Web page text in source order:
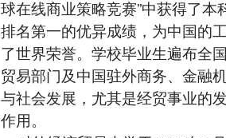
球在线商业策略竞赛”中获得了本
排名第一的优异成绩，为中国的
了世界荣誉。学校毕业生遍布全
贸易部门及中国驻外商务、金融
与社会发展，尤其是经贸事业的
作用。